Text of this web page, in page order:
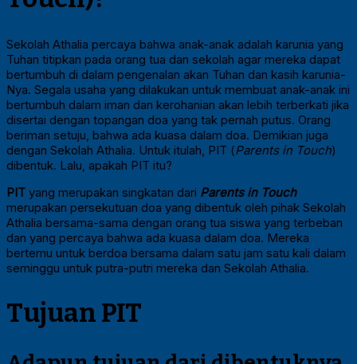
Sekolah Athalia percaya bahwa anak-anak adalah karunia yang
Tuhan titipkan pada orang tua dan sekolah agar mereka dapat
bertumbuh di dalam pengenalan akan Tuhan dan kasih karunia-
Nya. Segala usaha yang dilakukan untuk membuat anak-anak ini
bertumbuh dalam iman dan kerohanian akan lebih terberkati jika
disertai dengan topangan doa yang tak pernah putus. Orang
beriman setuju, bahwa ada kuasa dalam doa. Demikian juga
dengan Sekolah Athalia. Untuk itulah, PIT (Parents in Touch)
dibentuk. Lalu, apakah PIT itu?
PIT yang merupakan singkatan dari Parents in Touch
merupakan persekutuan doa yang dibentuk oleh pihak Sekolah
Athalia bersama-sama dengan orang tua siswa yang terbeban
dan yang percaya bahwa ada kuasa dalam doa. Mereka
bertemu untuk berdoa bersama dalam satu jam satu kali dalam
seminggu untuk putra-putri mereka dan Sekolah Athalia.
Tujuan PIT